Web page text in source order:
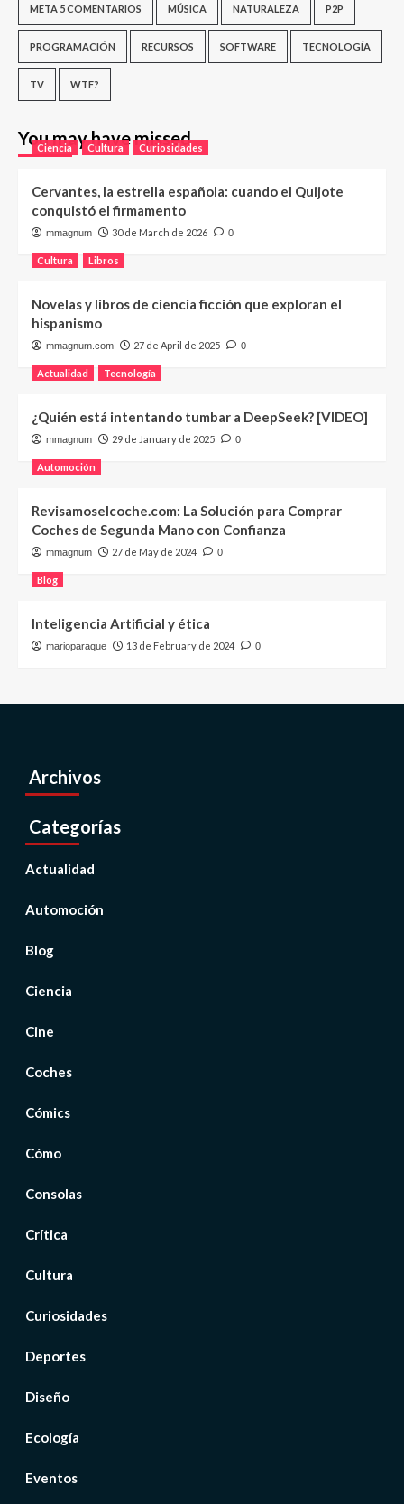
META 5 COMENTARIOS MÚSICA NATURALEZA P2P
PROGRAMACIÓN RECURSOS SOFTWARE TECNOLOGÍA
TV WTF?
You may have missed
Ciencia Cultura Curiosidades
Cervantes, la estrella española: cuando el Quijote
conquistó el firmamento
mmagnum 30 de March de 2026 0
Cultura Libros
Novelas y libros de ciencia ficción que exploran el
hispanismo
mmagnum.com 27 de April de 2025 0
Actualidad Tecnología
¿Quién está intentando tumbar a DeepSeek? [VIDEO]
mmagnum 29 de January de 2025 0
Automoción
Revisamoselcoche.com: La Solución para Comprar
Coches de Segunda Mano con Confianza
mmagnum 27 de May de 2024 0
Blog
Inteligencia Artificial y ética
marioparaque 13 de February de 2024 0
Archivos
Categorías
Actualidad
Automoción
Blog
Ciencia
Cine
Coches
Cómics
Cómo
Consolas
Crítica
Cultura
Curiosidades
Deportes
Diseño
Ecología
Eventos